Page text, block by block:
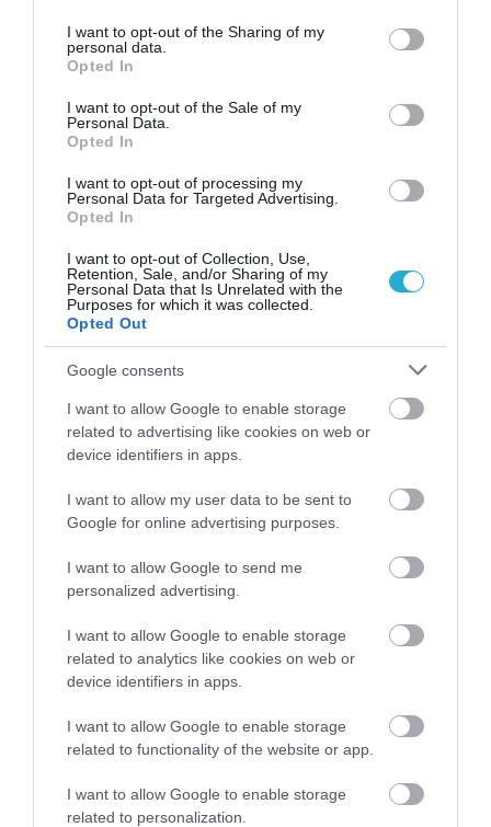
not limited to your visit or usage behaviour. You may click to
grant or deny consent to Google and its third-party tags to
use your data for below specified purposes in below Google
consent section.
I want to opt-out of the Sharing of my
personal data.
Opted In
I want to opt-out of the Sale of my
Personal Data.
Opted In
I want to opt-out of processing my
Personal Data for Targeted Advertising.
Opted In
I want to opt-out of Collection, Use,
Retention, Sale, and/or Sharing of my
Personal Data that Is Unrelated with the
Purposes for which it was collected.
Opted Out
Google consents
I want to allow Google to enable storage
related to advertising like cookies on web or
device identifiers in apps.
I want to allow my user data to be sent to
Google for online advertising purposes.
I want to allow Google to send me
personalized advertising.
I want to allow Google to enable storage
related to analytics like cookies on web or
device identifiers in apps.
I want to allow Google to enable storage
related to functionality of the website or app.
I want to allow Google to enable storage
related to personalization.
Τηγανητά αυγά χωρίς πολλές
θερμίδες: Τα λάθη που αυξάνουν το
λάδι και οι λύσεις
τηγάνι μέχρι την ποσότητα λαδιού